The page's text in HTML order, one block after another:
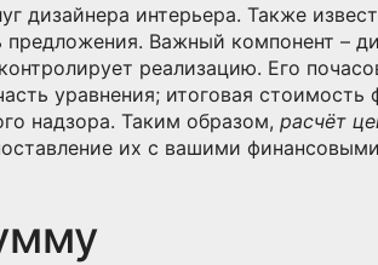
дизайнера интерьера. Также
Важный компонент –
реализацию. Его
уравнения; итоговая стоимость
надзора. Таким образом, расчёт
их с вашими